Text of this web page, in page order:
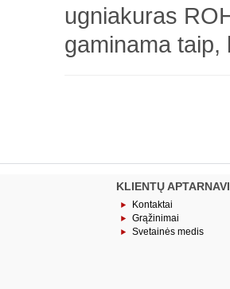
ugniakuras
gaminama
KLIENTŲ
Kontaktai
Grąžinimai
Svetainės medis